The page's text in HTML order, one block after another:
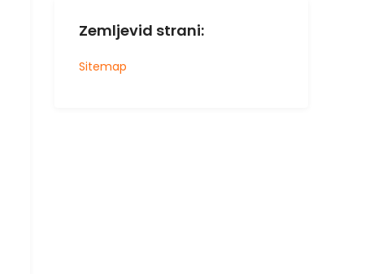
Zemljevid strani:
Sitemap